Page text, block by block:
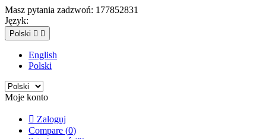
Masz pytania zadzwoń: 177852831
Język:
Polski  
English
Polski
Moje konto
 Zaloguj
Compare (0)